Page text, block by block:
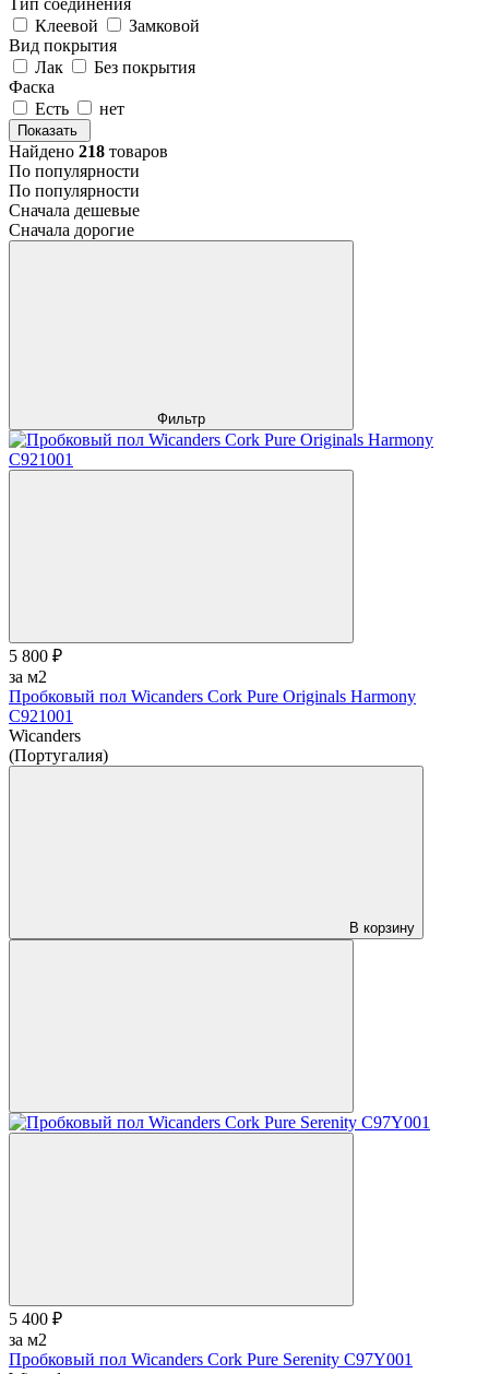
Клеевой
Замковой
Вид покрытия
Лак
Без покрытия
Фаска
Есть
нет
Показать
Найдено 218 товаров
По популярности
По популярности
Сначала дешевые
Сначала дорогие
Фильтр
5 800 ₽
за м2
Пробковый пол Wicanders Cork Pure Originals Harmony
C921001
Wicanders
(Португалия)
В корзину
5 400 ₽
за м2
Пробковый пол Wicanders Cork Pure Serenity C97Y001